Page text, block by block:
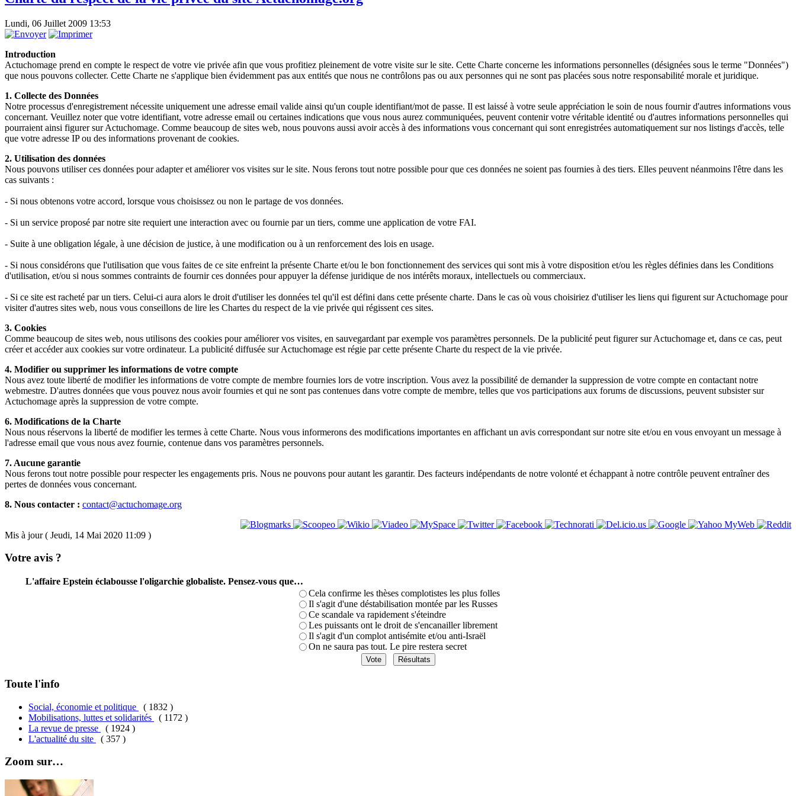
Lundi, 06 Juillet 2009 13:53
Introduction
Actuchomage prend en compte le respect de votre vie privée afin que vous profitiez pleinement de votre visite sur le site. Cette Charte concerne les informations personnelles (désignées sous le terme "Données")
que nous pouvons collecter. Cette Charte ne s'applique bien évidemment pas aux entités que nous ne contrôlons pas ou aux personnes qui ne sont pas placées sous notre responsabilité morale et juridique.
1. Collecte des Données
Notre processus d'enregistrement nécessite uniquement une adresse email valide ainsi qu'un couple identifiant/mot de passe. Il est laissé à votre seule appréciation le soin de nous fournir d'autres informations vous
concernant. Veuillez noter que votre identifiant, votre adresse email ou certaines indications que vous nous aurez communiquées, peuvent contenir votre véritable identité ou d'autres informations personnelles qui
pourraient ainsi figurer sur Actuchomage. Comme beaucoup de sites web, nous pouvons aussi avoir accès à des informations vous concernant qui sont enregistrées automatiquement sur nos listings d'accès, telle
que votre adresse IP ou des informations provenant de cookies.
2. Utilisation des données
Nous pouvons utiliser ces données pour adapter et améliorer vos visites sur le site. Nous ferons tout notre possible pour que ces données ne soient pas fournies à des tiers. Elles peuvent néanmoins l'être dans les
cas suivants :
- Si nous obtenons votre accord, lorsque vous choisissez ou non le partage de vos données.
- Si un service proposé par notre site requiert une interaction avec ou fournie par un tiers, comme une application de votre FAI.
- Suite à une obligation légale, à une décision de justice, à une modification ou à un renforcement des lois en usage.
- Si nous considérons que l'utilisation que vous faites de ce site enfreint la présente Charte et/ou le bon fonctionnement des services qui sont mis à votre disposition et/ou les règles définies dans les Conditions
d'utilisation, et/ou si nous sommes contraints de fournir ces données pour appuyer la défense juridique de nos intérêts moraux, intellectuels ou commerciaux.
- Si ce site est racheté par un tiers. Celui-ci aura alors le droit d'utiliser les données tel qu'il est défini dans cette présente charte. Dans le cas où vous choisiriez d'utiliser les liens qui figurent sur Actuchomage pour
visiter d'autres sites web, nous vous conseillons de lire les Chartes du respect de la vie privée qui régissent ces sites.
3. Cookies
Comme beaucoup de sites web, nous utilisons des cookies pour améliorer vos visites, en sauvegardant par exemple vos paramètres personnels. De la publicité peut figurer sur Actuchomage et, dans ce cas, peut
créer et accéder aux cookies sur votre ordinateur. La publicité diffusée sur Actuchomage est régie par cette présente Charte du respect de la vie privée.
4. Modifier ou supprimer les informations de votre compte
Nous avez toute liberté de modifier les informations de votre compte de membre fournies lors de votre inscription. Vous avez la possibilité de demander la suppression de votre compte en contactant notre
webmestre. D'autres données que vous pouvez nous avoir fournies et qui ne sont pas contenues dans votre compte de membre, telles que vos participations aux forums de discussions, peuvent subsister sur
Actuchomage après la suppression de votre compte.
6. Modifications de la Charte
Nous nous réservons la liberté de modifier les termes à cette Charte. Nous vous informerons des modifications importantes en affichant un avis correspondant sur notre site et/ou en vous envoyant un message à
l'adresse email que vous nous avez fournie, contenue dans vos paramètres personnels.
7. Aucune garantie
Nous ferons tout notre possible pour respecter les engagements pris. Nous ne pouvons pour autant les garantir. Des facteurs indépendants de notre volonté et échappant à notre contrôle peuvent entraîner des
pertes de données vous concernant.
8. Nous contacter : contact@actuchomage.org
Mis à jour ( Jeudi, 14 Mai 2020 11:09 )
Votre avis ?
L'affaire Epstein éclabousse l'oligarchie globaliste. Pensez-vous que…
Cela confirme les thèses complotistes les plus folles
Il s'agit d'une déstabilisation montée par les Russes
Ce scandale va rapidement s'éteindre
Les puissants ont le droit de s'encanailler librement
Il s'agit d'un complot antisémite et/ou anti-Israël
On ne saura pas tout. Le pire restera secret
Toute l'info
Social, économie et politique
( 1832 )
Mobilisations, luttes et solidarités
( 1172 )
La revue de presse
( 1924 )
L'actualité du site
( 357 )
Zoom sur…